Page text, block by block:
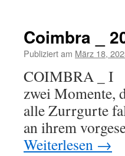
Coimbra _
Publiziert am März 18,
COIMBRA _ I
zwei Momente,
alle Zurrgurte
an ihrem
Weiterlesen →